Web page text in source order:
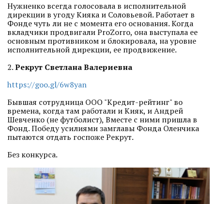
Нужненко всегда голосовала в исполнительной
дирекции в угоду Кияка и Соловьевой. Работает в
Фонде чуть ли не с момента его основания. Когда
вкладчики продвигали ProZorro, она выступала ее
основным противником и блокировала, на уровне
исполнительной дирекции, ее продвижение.
2.Рекрут Светлана Валериевна
https://goo.gl/6w8yan
Бывшая сотрудница ООО "Кредит-рейтинг" во
времена, когда там работали и Кияк, и Андрей
Шевченко (не футболист), Вместе с ними пришла в
Фонд. Победу усилиями замглавы Фонда Оленчика
пытаются отдать госпоже Рекрут.
Без конкурса.